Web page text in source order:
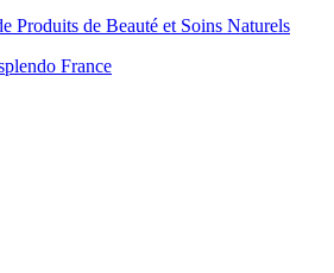
Produits de Beauté et Soins Naturels